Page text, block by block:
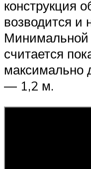
конструкция
возводится и
Минимальной
считается
максимально
— 1,2 м.